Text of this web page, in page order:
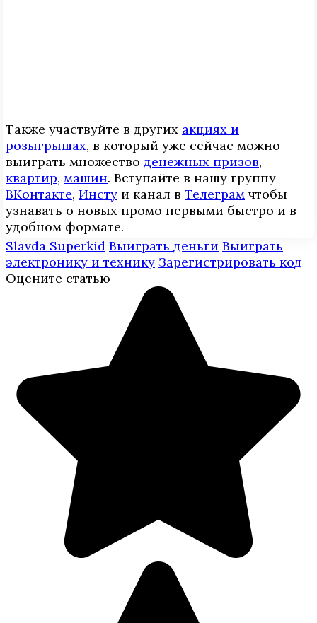
Также участвуйте в других акциях и
розыгрышах, в который уже сейчас можно
выиграть множество денежных призов,
квартир, машин. Вступайте в нашу группу
ВКонтакте, Инcтy и канал в Телеграм чтобы
узнавать о новых промо первыми быстро и в
удобном формате.
Slavda Superkid Выиграть деньги Выиграть
электронику и технику Зарегистрировать код
Оцените статью